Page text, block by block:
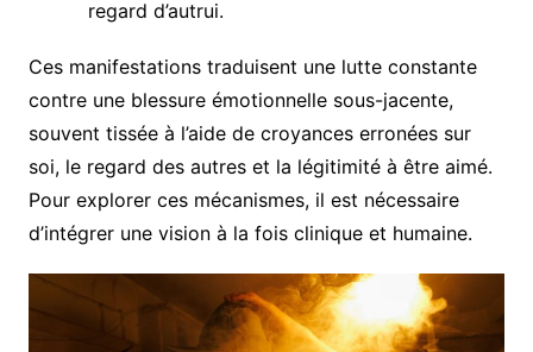
regard d’autrui.
Ces manifestations traduisent une lutte constante
contre une blessure émotionnelle sous-jacente,
souvent tissée à l’aide de croyances erronées sur
soi, le regard des autres et la légitimité à être aimé.
Pour explorer ces mécanismes, il est nécessaire
d’intégrer une vision à la fois clinique et humaine.